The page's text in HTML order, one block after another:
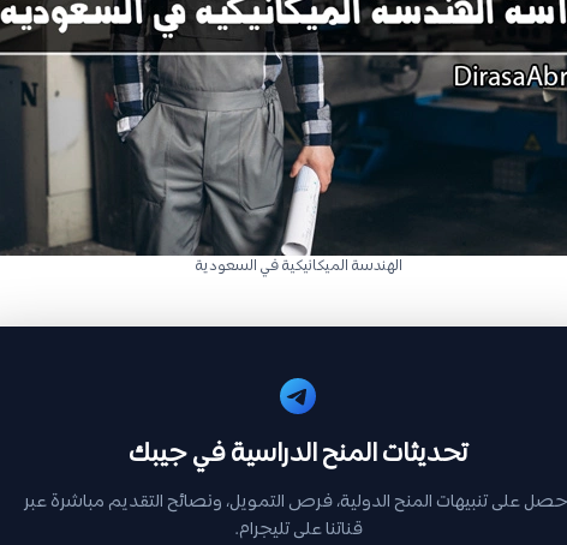
الهندسة الميكانيكية في السعودية
تحديثات المنح الدراسية في جيبك
على تنبيهات المنح الدولية، فرص التمويل، ونصائح التقديم مباشرة عبر
قناتنا على تليجرام.